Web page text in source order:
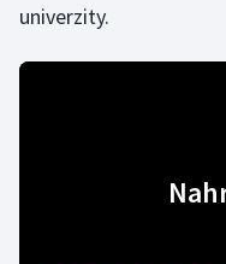
univerzity.